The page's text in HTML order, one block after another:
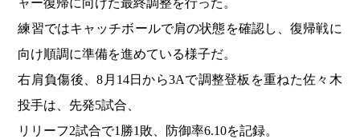
ャー復帰に向けた最終調整を行った。
練習ではキャッチボールで肩の状態を確認し、復帰戦に
向け順調に準備を進めている様子だ。
右肩負傷後、8月14日から3Aで調整登板を重ねた佐々木
投手は、先発5試合、
リリーフ2試合で1勝1敗、防御率6.10を記録。